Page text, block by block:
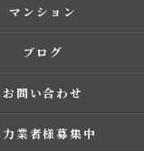
マンション
ブログ
お問い合わせ
業者様募集中